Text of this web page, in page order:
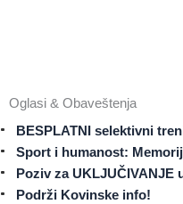
Oglasi & Obaveštenja
BESPLATNI selektivni
Sport i humanost:
Poziv za UKLJUČIVANJE
Podrži Kovinske info!